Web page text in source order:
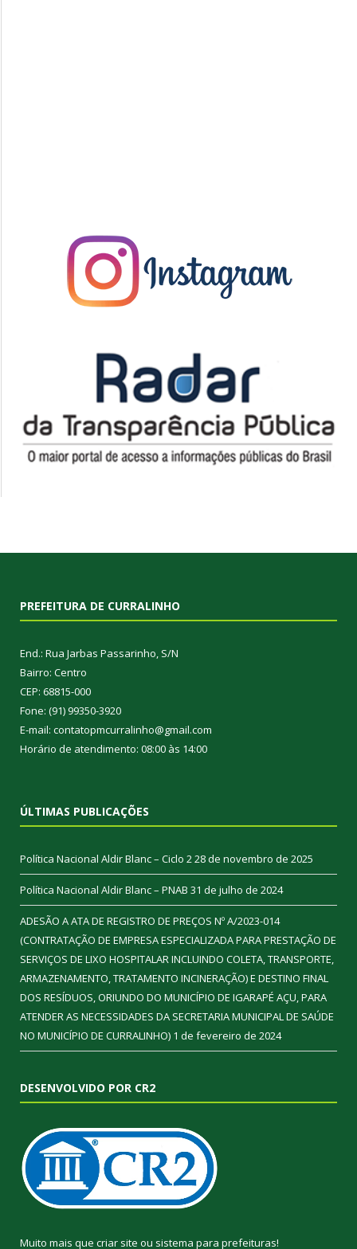
PREFEITURA DE CURRALINHO
End.: Rua Jarbas Passarinho, S/N
Bairro: Centro
CEP: 68815-000
Fone: (91) 99350-3920
E-mail: contatopmcurralinho@gmail.com
Horário de atendimento: 08:00 às 14:00
ÚLTIMAS PUBLICAÇÕES
Política Nacional Aldir Blanc – Ciclo 2 28 de novembro de 2025
Política Nacional Aldir Blanc – PNAB 31 de julho de 2024
ADESÃO A ATA DE REGISTRO DE PREÇOS Nº A/2023-014
(CONTRATAÇÃO DE EMPRESA ESPECIALIZADA PARA PRESTAÇÃO DE
SERVIÇOS DE LIXO HOSPITALAR INCLUINDO COLETA, TRANSPORTE,
ARMAZENAMENTO, TRATAMENTO INCINERAÇÃO) E DESTINO FINAL
DOS RESÍDUOS, ORIUNDO DO MUNICÍPIO DE IGARAPÉ AÇU, PARA
ATENDER AS NECESSIDADES DA SECRETARIA MUNICIPAL DE SAÚDE
NO MUNICÍPIO DE CURRALINHO) 1 de fevereiro de 2024
DESENVOLVIDO POR CR2
Muito mais que criar site ou sistema para prefeituras!